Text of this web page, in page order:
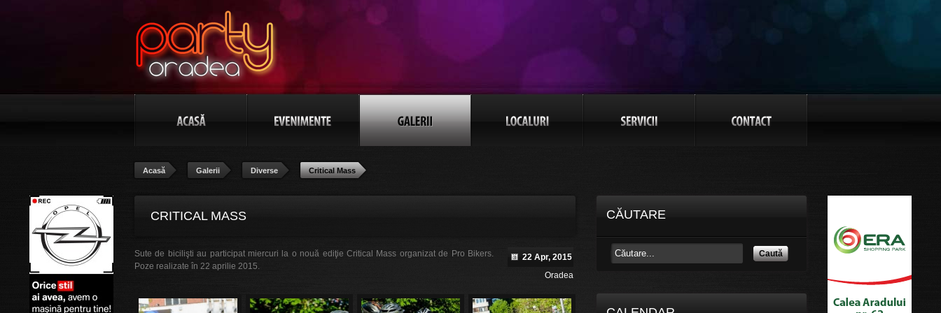
Acasă Galerii Diverse Critical Mass
CRITICAL MASS
22 Apr, 2015
Oradea
Sute de bicilişti au participat miercuri la o nouă ediţie Critical Mass organizat de Pro Bikers.
Poze realizate în 22 aprilie 2015.
CĂUTARE
Caută